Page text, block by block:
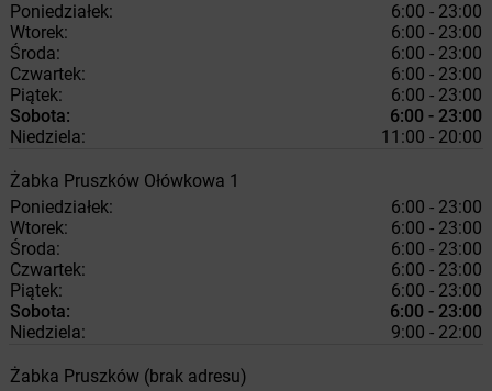
Poniedziałek:
6:00 - 23:00
Wtorek:
6:00 - 23:00
Środa:
6:00 - 23:00
Czwartek:
6:00 - 23:00
Piątek:
6:00 - 23:00
Sobota:
6:00 - 23:00
Niedziela:
11:00 - 20:00
Żabka Pruszków Ołówkowa 1
Poniedziałek:
6:00 - 23:00
Wtorek:
6:00 - 23:00
Środa:
6:00 - 23:00
Czwartek:
6:00 - 23:00
Piątek:
6:00 - 23:00
Sobota:
6:00 - 23:00
Niedziela:
9:00 - 22:00
Żabka Pruszków (brak adresu)